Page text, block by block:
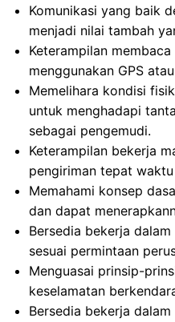
Komunikasi yang baik
menjadi nilai tambah
Keterampilan
menggunakan GPS
Memelihara kondisi
untuk menghadapi
sebagai pengemudi.
Keterampilan bekerja
pengiriman tepat
Memahami konsep
dan dapat
Bersedia bekerja
sesuai permintaan
Menguasai prinsip-
keselamatan
Bersedia bekerja